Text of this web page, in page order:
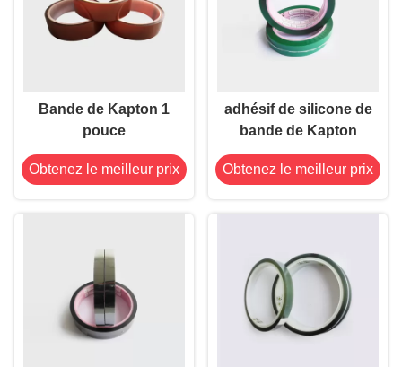
Bande de Kapton 1
pouce
Obtenez le meilleur prix
adhésif de silicone de
bande de Kapton
Obtenez le meilleur prix